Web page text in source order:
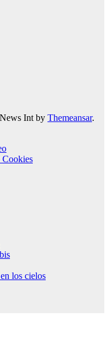
Int by Themeansar.
Cookies
los cielos